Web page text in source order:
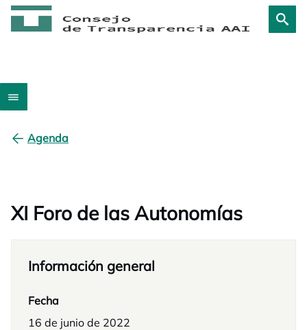
Agenda
XI Foro de las Autonomías
Información general
Fecha
16 de junio de 2022